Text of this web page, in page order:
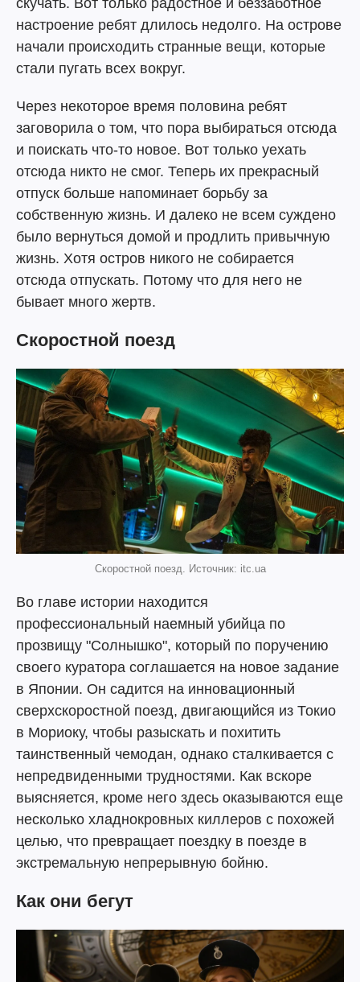
скучать. Вот только радостное и беззаботное
настроение ребят длилось недолго. На острове
начали происходить странные вещи, которые
стали пугать всех вокруг.
Через некоторое время половина ребят
заговорила о том, что пора выбираться отсюда
и поискать что-то новое. Вот только уехать
отсюда никто не смог. Теперь их прекрасный
отпуск больше напоминает борьбу за
собственную жизнь. И далеко не всем суждено
было вернуться домой и продлить привычную
жизнь. Хотя остров никого не собирается
отсюда отпускать. Потому что для него не
бывает много жертв.
Скоростной поезд
Скоростной поезд. Источник: itc.ua
Во главе истории находится
профессиональный наемный убийца по
прозвищу "Солнышко", который по поручению
своего куратора соглашается на новое задание
в Японии. Он садится на инновационный
сверхскоростной поезд, двигающийся из Токио
в Мориоку, чтобы разыскать и похитить
таинственный чемодан, однако сталкивается с
непредвиденными трудностями. Как вскоре
выясняется, кроме него здесь оказываются еще
несколько хладнокровных киллеров с похожей
целью, что превращает поездку в поезде в
экстремальную непрерывную бойню.
Как они бегут